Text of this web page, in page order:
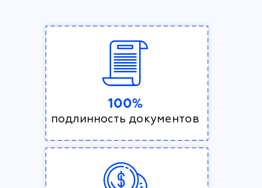
100%
подлинность документов